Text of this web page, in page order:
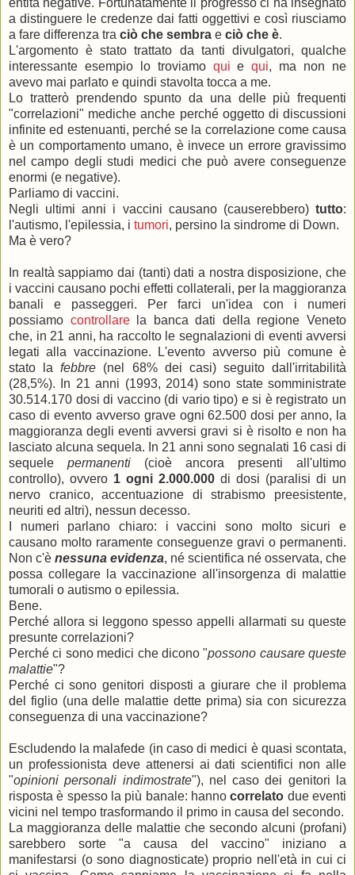
a distinguere le credenze dai fatti oggettivi e così riusciamo
a fare differenza tra ciò che sembra e ciò che è.
L'argomento è stato trattato da tanti divulgatori, qualche
interessante esempio lo troviamo qui equi, ma non ne
avevo mai parlato e quindi stavolta tocca a me.
Lo tratterò prendendo spunto da una delle più frequenti
"correlazioni" mediche anche perché oggetto di discussioni
infinite ed estenuanti, perché se la correlazione come causa
è un comportamento umano, è invece un errore gravissimo
nel campo degli studi medici che può avere conseguenze
enormi (e negative).
Parliamo di vaccini.
Negli ultimi anni i vaccini causano (causerebbero) tutto:
l'autismo, l'epilessia, i tumori, persino la sindrome di Down.
Ma è vero?
In realtà sappiamo dai (tanti) dati a nostra disposizione, che
i vaccini causano pochi effetti collaterali, per la maggioranza
banali e passeggeri. Per farci un'idea con i numeri
possiamo controllarela banca dati della regione Veneto
che, in 21 anni, ha raccolto le segnalazioni di eventi avversi
legati alla vaccinazione. L'evento avverso più comune è
stato lafebbre (nel 68% dei casi) seguito dall'irritabilità
(28,5%). In 21 anni (1993, 2014) sono state somministrate
30.514.170 dosi di vaccino (di vario tipo) e si è registrato un
caso di evento avverso grave ogni 62.500 dosi per anno, la
maggioranza degli eventi avversi gravi si è risolto e non ha
lasciato alcuna sequela. In 21 anni sono segnalati 16 casi di
sequele permanenti (cioè ancora presenti all'ultimo
controllo), ovvero 1 ogni 2.000.000 di dosi (paralisi di un
nervo cranico, accentuazione di strabismo preesistente,
neuriti ed altri), nessun decesso.
I numeri parlano chiaro: i vaccini sono molto sicuri e
causano molto raramente conseguenze gravi o permanenti.
Non c'è nessuna evidenza, né scientifica né osservata, che
possa collegare la vaccinazione all'insorgenza di malattie
tumorali o autismo o epilessia.
Bene.
Perché allora si leggono spesso appelli allarmati su queste
presunte correlazioni?
Perché ci sono medici che dicono "possono causare queste
malattie"?
Perché ci sono genitori disposti a giurare che il problema
del figlio (una delle malattie dette prima) sia con sicurezza
conseguenza di una vaccinazione?
Escludendo la malafede (in caso di medici è quasi scontata,
un professionista deve attenersi ai dati scientifici non alle
"opinioni personali indimostrate"), nel caso dei genitori la
risposta è spesso la più banale: hannocorrelato due eventi
vicini nel tempo trasformando il primo in causa del secondo.
La maggioranza delle malattie che secondo alcuni (profani)
sarebbero sorte "a causa del vaccino" iniziano a
manifestarsi (o sono diagnosticate) proprio nell'età in cui ci